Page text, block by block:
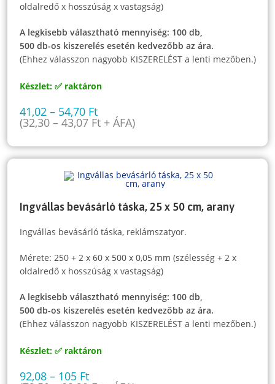
oldalredő x hosszúság x vastagság)
A legkisebb választható mennyiség: 100 db,
500 db-os kiszerelés esetén kedvezőbb az ára.
(Ehhez válasszon nagyobb KISZERELÉST a lenti mezőben.)
Készlet: ✅ raktáron
41,02– 54,70 Ft
(32,30–43,07 Ft + ÁFA)
Ingvállas bevásárló táska, 25 x 50 cm, arany
Ingvállas bevásárló táska, reklámszatyor.
Mérete: 250 + 2 x 60 x 500 x 0,05 mm (szélesség + 2 x
oldalredő x hosszúság x vastagság)
A legkisebb választható mennyiség: 100 db,
500 db-os kiszerelés esetén kedvezőbb az ára.
(Ehhez válasszon nagyobb KISZERELÉST a lenti mezőben.)
Készlet: ✅ raktáron
92,08– 105 Ft